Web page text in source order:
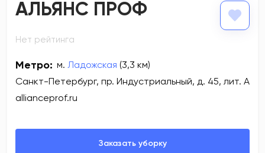
АЛЬЯНС ПРОФ
Нет рейтинга
Метро: м. Ладожская (3,3 км)
Санкт-Петербург, пр. Индустриальный, д. 45, лит. А
allianceprof.ru